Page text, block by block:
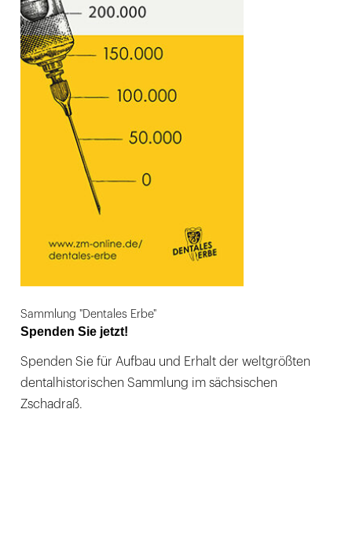
Sammlung "Dentales Erbe"
Spenden Sie jetzt!
Spenden Sie für Aufbau und Erhalt der weltgrößten
dentalhistorischen Sammlung im sächsischen
Zschadraß.